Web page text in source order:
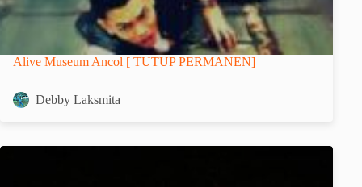
Alive Museum Ancol [ TUTUP PERMANEN]
Debby Laksmita